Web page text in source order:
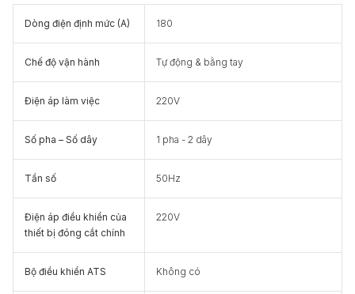
Dòng điện định mức (A) 180
Chế độ vận hành Tự động & bằng tay
Điện áp làm việc 220V
Số pha – Số dây 1 pha - 2 dây
Tần số 50Hz
Điện áp điều khiển của
thiết bị đóng cắt chính
220V
Bộ điều khiển ATS Không có